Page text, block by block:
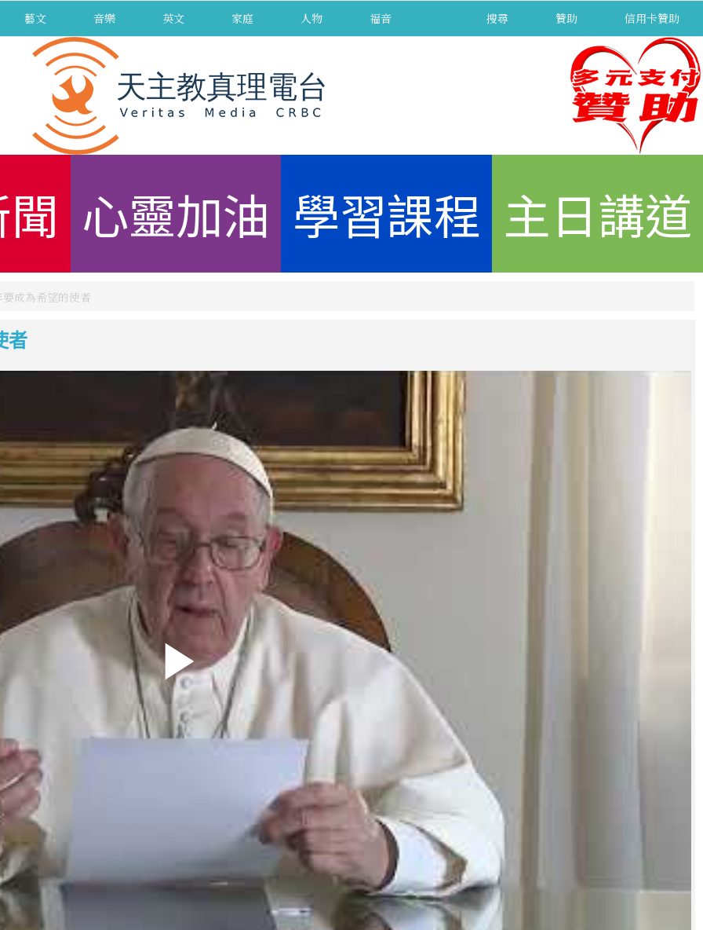
藝文 音樂 英文 家庭 人物 福音 搜尋 贊助 信用卡贊助
心靈加油 學習課程 主日講道
成為希望的使者
者